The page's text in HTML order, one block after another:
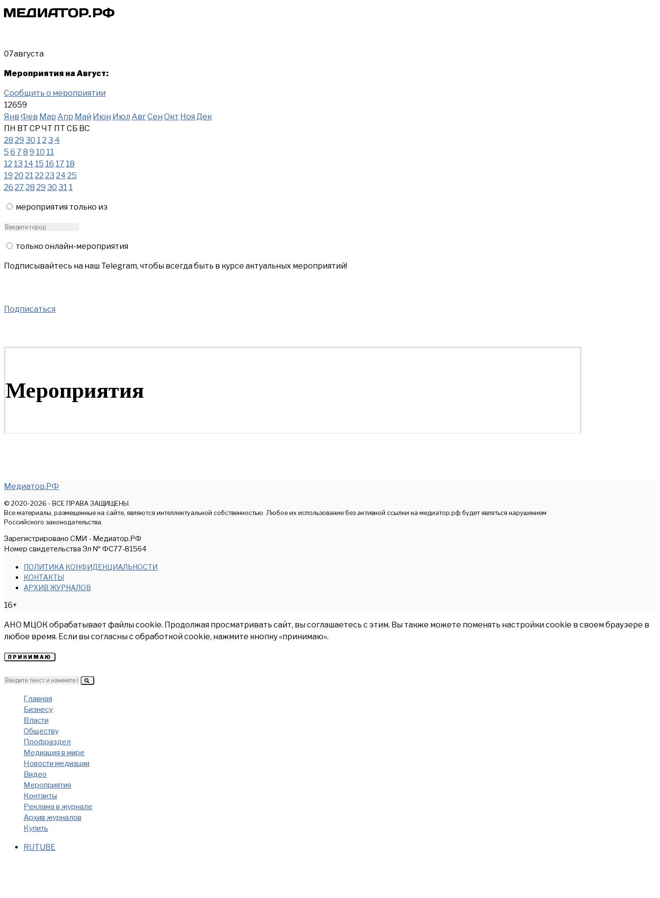
07августа
Мероприятия на Август:
Сообщить о мероприятии
12659
Янв Фев Мар Апр Май Июн Июл АвгСен Окт Ноя Дек
ПН ВТ СР ЧТ ПТ СБ ВС
28 29 30 1 2 3 4
5 6 7 8 9 10 11
12 13 14 15 16 17 18
19 20 21 22 23 24 25
26 27 28 29 30 31 1
мероприятия только из
только онлайн-мероприятия
Подписывайтесь на наш Telegram, чтобы всегда быть в курсе актуальных мероприятий!
Подписаться
Мероприятия
Медиатор.РФ
© 2020-2026 - ВСЕ ПРАВА ЗАЩИЩЕНЫ.
Все материалы, размещенные на сайте, являются интеллектуальной собственностью. Любое их использование без активной ссылки на медиатор.рф будет являться нарушением
Российского законодательства.
Зарегистрировано СМИ - Медиатор.РФ
Номер свидетельства Эл № ФС77-81564
ПОЛИТИКА КОНФИДЕНЦИАЛЬНОСТИ
КОНТАКТЫ
АРХИВ ЖУРНАЛОВ
16+
АНО МЦОК обрабатывает файлы cookie. Продолжая просматривать сайт, вы соглашаетесь с этим. Вы также можете поменять настройки cookie в своем браузере в
любое время. Если вы согласны с обработкой cookie, нажмите кнопку «принимаю».
ПРИНИМАЮ
Главная
Бизнесу
Власти
Обществу
Профраздел
Медиация в мире
Новости медиации
Видео
Мероприятия
Контакты
Реклама в журнале
Архив журналов
Купить
RUTUBE